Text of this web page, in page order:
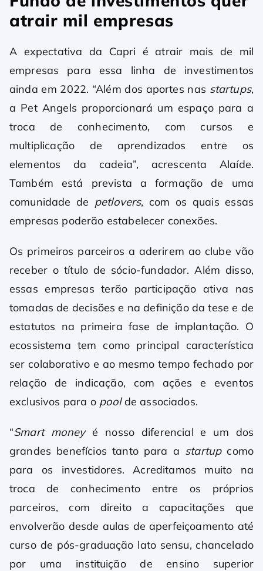
atrair mil empresas
A expectativa da Capri é atrair mais de mil
empresas para essa linha de investimentos
ainda em 2022. “Além dos aportes nas startups,
a Pet Angels proporcionará um espaço para a
troca de conhecimento, com cursos e
multiplicação de aprendizados entre os
elementos da cadeia”, acrescenta Alaíde.
Também está prevista a formação de uma
comunidade de petlovers, com os quais essas
empresas poderão estabelecer conexões.
Os primeiros parceiros a aderirem ao clube vão
receber o título de sócio-fundador. Além disso,
essas empresas terão participação ativa nas
tomadas de decisões e na definição da tese e de
estatutos na primeira fase de implantação. O
ecossistema tem como principal característica
ser colaborativo e ao mesmo tempo fechado por
relação de indicação, com ações e eventos
exclusivos para o poolde associados.
“Smart moneyé nosso diferencial e um dos
grandes benefícios tanto para a startupcomo
para os investidores. Acreditamos muito na
troca de conhecimento entre os próprios
parceiros, com direito a capacitações que
envolverão desde aulas de aperfeiçoamento até
curso de pós-graduação lato sensu, chancelado
por uma instituição de ensino superior